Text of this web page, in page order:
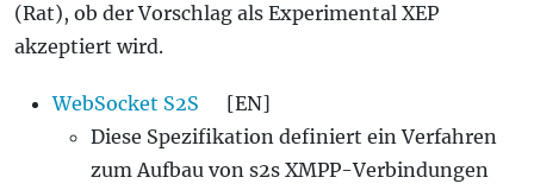
(Rat), ob der Vorschlag als Experimental XEP
akzeptiert wird.
WebSocket S2S
[EN]
Diese Spezifikation definiert ein Verfahren
zum Aufbau von s2s XMPP-Verbindungen